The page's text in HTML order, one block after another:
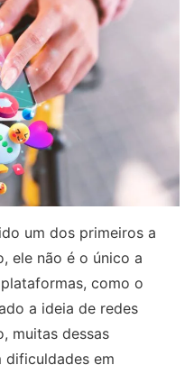
um dos primeiros a
ele não é o único a
como o
a ideia de redes
muitas dessas
dificuldades em